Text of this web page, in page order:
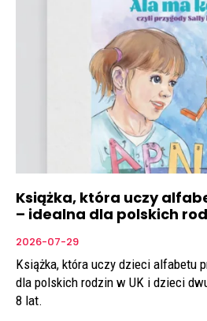
Książka, która uczy
– idealna dla polskich
2026-07-29
Książka, która uczy dzieci alfabetu
dla polskich rodzin w UK i dzieci
8 lat.